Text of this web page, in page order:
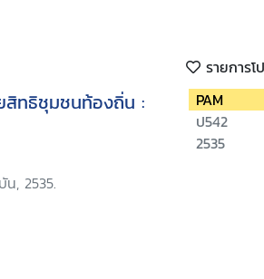
รายการโ
ทธิชุมชนท้องถิ่น :
, 2535.
PAM
ป542
2535